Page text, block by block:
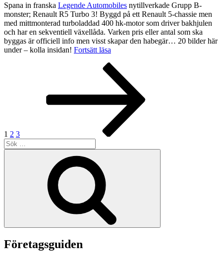
Spana in franska Legende Automobiles nytillverkade Grupp B-
monster; Renault R5 Turbo 3! Byggd på ett Renault 5-chassie men
med mittmonterad turboladdad 400 hk-motor som driver bakhjulen
och har en sekventiell växellåda. Varken pris eller antal som ska
byggas är officiell info men visst skapar den habegär… 20 bilder här
under – kolla insidan! Fortsätt läsa
nytappning:
R5
Turbo
3”
1 2 3
Sök
efter:
Företagsguiden